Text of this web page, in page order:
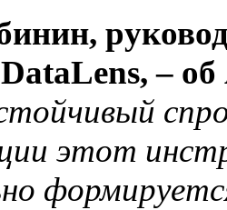
–
этот